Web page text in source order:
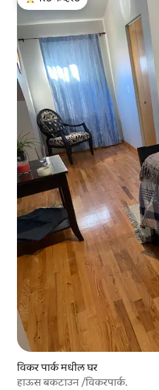
टॉप गेस्ट फेव्हरेट
विकर पार्क मधील घर
हाऊस बकटाउन /विकरपार्क.